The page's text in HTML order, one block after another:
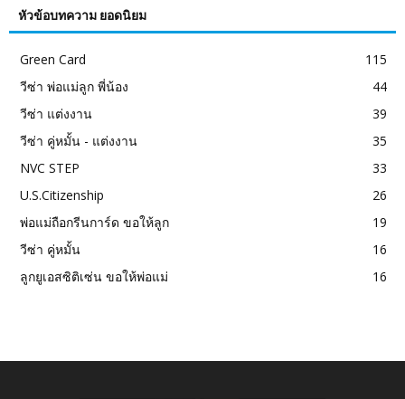
หัวข้อบทความ ยอดนิยม
Green Card
115
วีซ่า พ่อแม่ลูก พี่น้อง
44
วีซ่า แต่งงาน
39
วีซ่า คู่หมั้น - แต่งงาน
35
NVC STEP
33
U.S.Citizenship
26
พ่อแม่ถือกรีนการ์ด ขอให้ลูก
19
วีซ่า คู่หมั้น
16
ลูกยูเอสซิติเซ่น ขอให้พ่อแม่
16